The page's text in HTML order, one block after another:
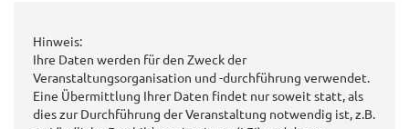
Hinweis:
Ihre Daten werden für den Zweck der
Veranstaltungsorganisation und -durchführung verwendet.
Eine Übermittlung Ihrer Daten findet nur soweit statt, als
dies zur Durchführung der Veranstaltung notwendig ist, z.B.